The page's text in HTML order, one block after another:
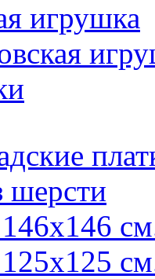
игрушка
шерсти